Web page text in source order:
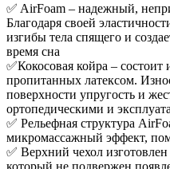
✅ AirFoam – надежный,
Благодаря своей
изгибы тела спящего и
время сна
✅Кокосовая койра – состоит
пропитанных латексом.
поверхности упругость и
ортопедическими и
✅ Рельефная структура
микромассажный эффект,
✅ Верхний чехол
который не подвержен